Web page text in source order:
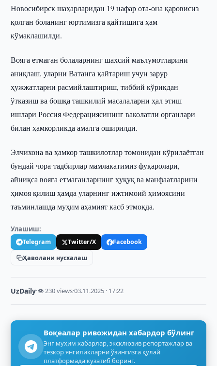
Новосибирск шаҳарларидан 19 нафар ота-она қаровисиз
қолган боланинг юртимизга қайтишига ҳам
кўмаклашилди.
Вояга етмаган болаларнинг шахсий маълумотларини
аниқлаш, уларни Ватанга қайтариш учун зарур
ҳужжатларни расмийлаштириш, тиббий кўрикдан
ўтказиш ва бошқа ташкилий масалаларни ҳал этиш
ишлари Россия Федерациясининг ваколатли органлари
билан ҳамкорликда амалга оширилди.
Элчихона ва ҳамкор ташкилотлар томонидан кўрилаётган
бундай чора-тадбирлар мамлакатимиз фуқаролари,
айниқса вояга етмаганларнинг ҳуқуқ ва манфаатларини
ҳимоя қилиш ҳамда уларнинг ижтимоий ҳимоясини
таъминлашда муҳим аҳамият касб этмоқда.
Улашиш:
Telegram Twitter/X
Facebook
Ҳаволани нусхалаш
UzDaily·👁 230 views·03.11.2025 · 17:22
Воқеалар ривожидан хабардор бўлинг
Энг муҳим хабарлар, эксклюзив репортажлар ва
тезкор янгиликларни ўзингизга қулай
платформада кузатиб боринг.